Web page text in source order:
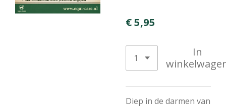
€ 5,95
In
Diep in de darmen van